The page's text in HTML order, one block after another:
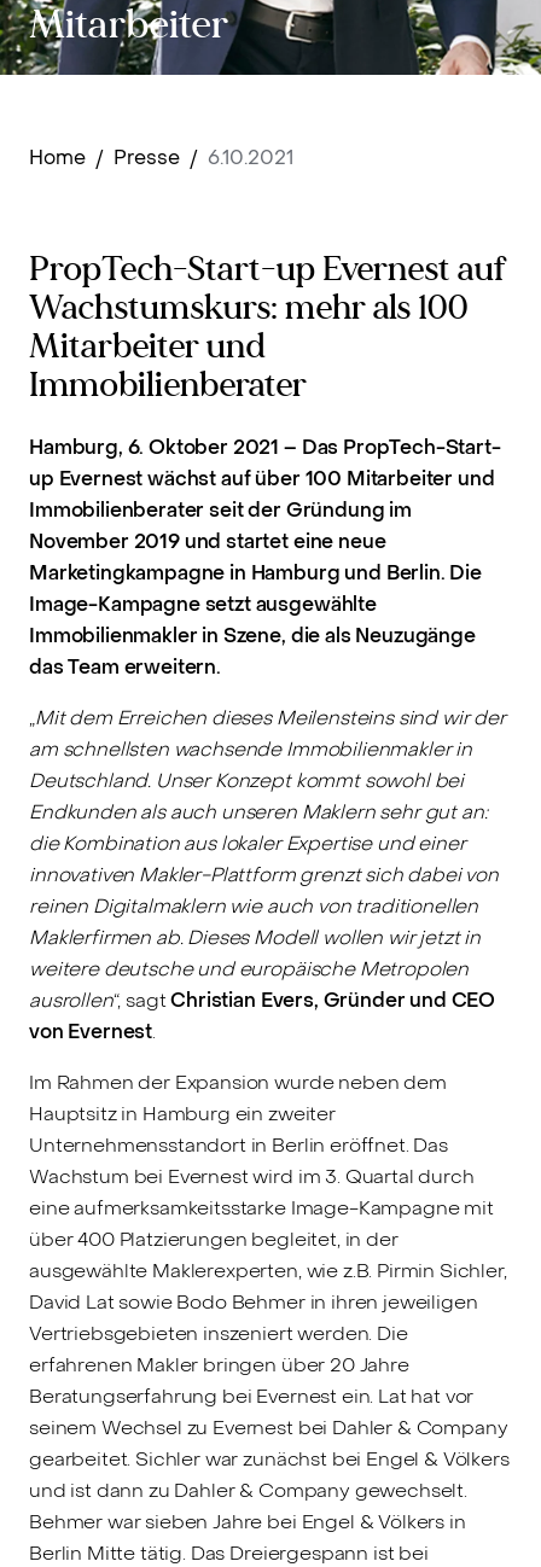
Mitarbeiter
Home / Presse / 6.10.2021
PropTech-Start-up Evernest auf
Wachstumskurs: mehr als 100
Mitarbeiter und
Immobilienberater
Hamburg, 6. Oktober 2021 – Das PropTech-Start-
up Evernest wächst auf über 100 Mitarbeiter und
Immobilienberater seit der Gründung im
November 2019 und startet eine neue
Marketingkampagne in Hamburg und Berlin. Die
Image-Kampagne setzt ausgewählte
Immobilienmakler in Szene, die als Neuzugänge
das Team erweitern.
„Mit dem Erreichen dieses Meilensteins sind wir der
am schnellsten wachsende Immobilienmakler in
Deutschland. Unser Konzept kommt sowohl bei
Endkunden als auch unseren Maklern sehr gut an:
die Kombination aus lokaler Expertise und einer
innovativen Makler-Plattform grenzt sich dabei von
reinen Digitalmaklern wie auch von traditionellen
Maklerfirmen ab. Dieses Modell wollen wir jetzt in
weitere deutsche und europäische Metropolen
ausrollen“, sagtChristian Evers, Gründer und CEO
von Evernest.
Im Rahmen der Expansion wurde neben dem
Hauptsitz in Hamburg ein zweiter
Unternehmensstandort in Berlin eröffnet. Das
Wachstum bei Evernest wird im 3. Quartal durch
eine aufmerksamkeitsstarke Image-Kampagne mit
über 400 Platzierungen begleitet, in der
ausgewählte Maklerexperten, wie z.B. Pirmin Sichler,
David Lat sowie Bodo Behmer in ihren jeweiligen
Vertriebsgebieten inszeniert werden. Die
erfahrenen Makler bringen über 20 Jahre
Beratungserfahrung bei Evernest ein. Lat hat vor
seinem Wechsel zu Evernest bei Dahler & Company
gearbeitet. Sichler war zunächst bei Engel & Völkers
und ist dann zu Dahler & Company gewechselt.
Behmer war sieben Jahre bei Engel & Völkers in
Berlin Mitte tätig. Das Dreiergespann ist bei